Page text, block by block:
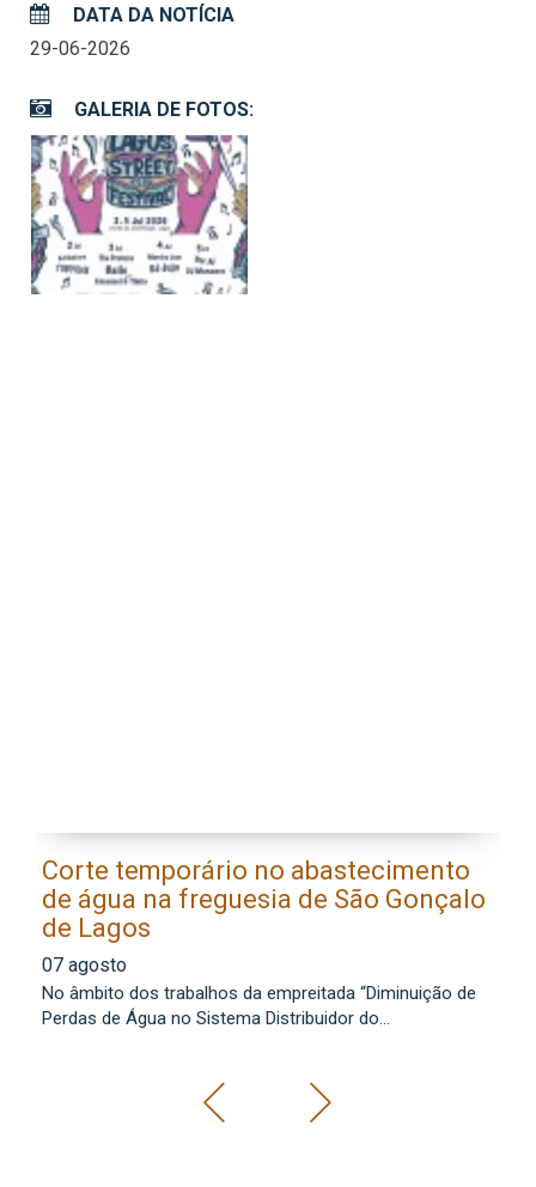
DATA DA NOTÍCIA
29-06-2026
GALERIA DE FOTOS:
Corte temporário no abastecimento
de água na freguesia de São Gonçalo
de Lagos
07 agosto
No âmbito dos trabalhos da empreitada “Diminuição de
Perdas de Água no Sistema Distribuidor do...